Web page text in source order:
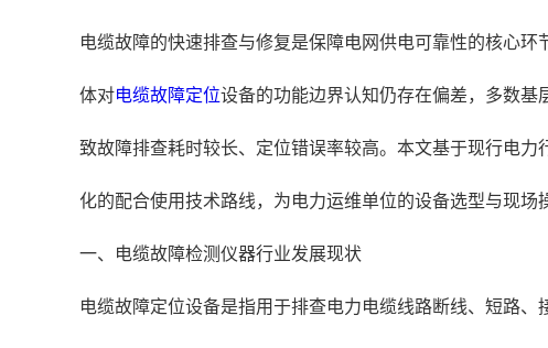
电缆故障的快速排查与修复是保障电网供电可靠性的核心
体对电缆故障定位设备的功能边界认知仍存在偏差，多数
致故障排查耗时较长、定位错误率较高。本文基于现行电
化的配合使用技术路线，为电力运维单位的设备选型与现场
一、电缆故障检测仪器行业发展现状
电缆故障定位设备是指用于排查电力电缆线路断线、短路